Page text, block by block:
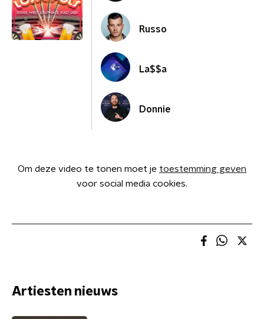
Russo
La$$a
Donnie
Om deze video te tonen moet je toestemming geven
voor social media cookies.
Artiesten nieuws